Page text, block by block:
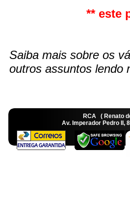
** este
Saiba mais sobre os
outros assuntos lendo
RCA ( Renato
Av. Imperador Pedro